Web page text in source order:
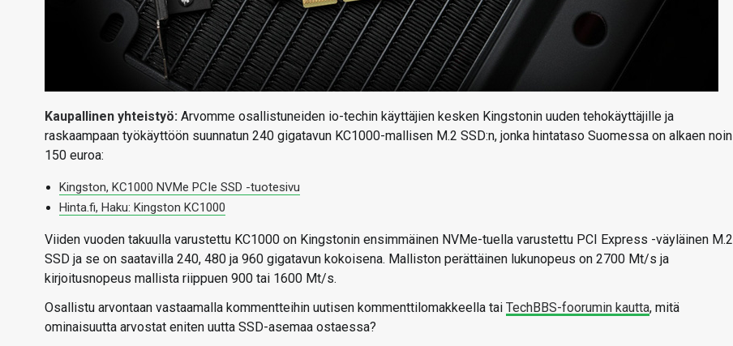
Kaupallinen yhteistyö: Arvomme osallistuneiden io-techin käyttäjien kesken Kingstonin uuden tehokäyttäjille ja
raskaampaan työkäyttöön suunnatun 240 gigatavun KC1000-mallisen M.2 SSD:n, jonka hintataso Suomessa on alkaen noin
150 euroa:
Kingston, KC1000 NVMe PCIe SSD -tuotesivu
Hinta.fi, Haku: Kingston KC1000
Viiden vuoden takuulla varustettu KC1000 on Kingstonin ensimmäinen NVMe-tuella varustettu PCI Express -väyläinen M.2
SSD ja se on saatavilla 240, 480 ja 960 gigatavun kokoisena. Malliston perättäinen lukunopeus on 2700 Mt/s ja
kirjoitusnopeus mallista riippuen 900 tai 1600 Mt/s.
Osallistu arvontaan vastaamalla kommentteihin uutisen kommenttilomakkeella tai TechBBS-foorumin kautta, mitä
ominaisuutta arvostat eniten uutta SSD-asemaa ostaessa?